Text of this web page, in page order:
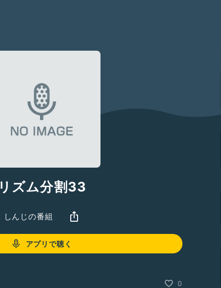
リズム分割33
しんじの番組
アプリで聴く
0